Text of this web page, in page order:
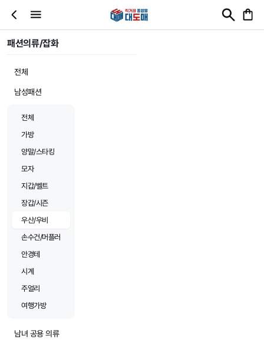
패션의류/잡화
전체
남성패션
전체
가방
양말/스타킹
모자
지갑/벨트
장갑/시즌
우산/우비
손수건/머플러
안경테
시계
주얼리
여행가방
남녀 공용 의류